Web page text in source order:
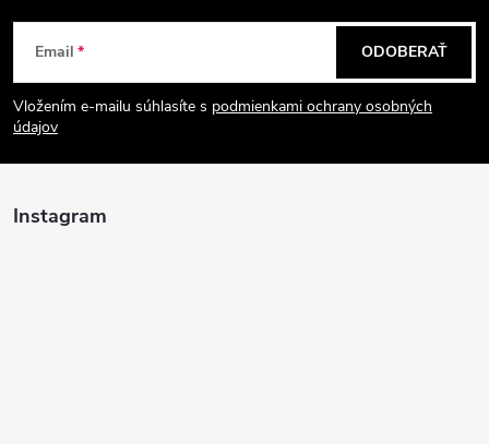
Z
á
p
ä
Email
Vložením e-mailu súhlasíte s podmienkami ochrany osobných
údajov
ODOBERAŤ
Instagram